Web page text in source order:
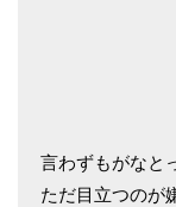
言わずもがなと
ただ目立つのが